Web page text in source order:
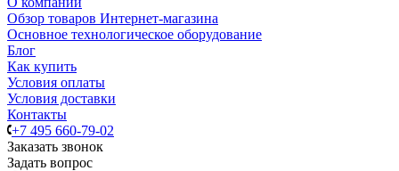
Обзор товаров Интернет-магазина
Основное технологическое оборудование
Блог
Как купить
Условия оплаты
Условия доставки
Контакты
+7 495 660-79-02
Заказать звонок
Задать вопрос